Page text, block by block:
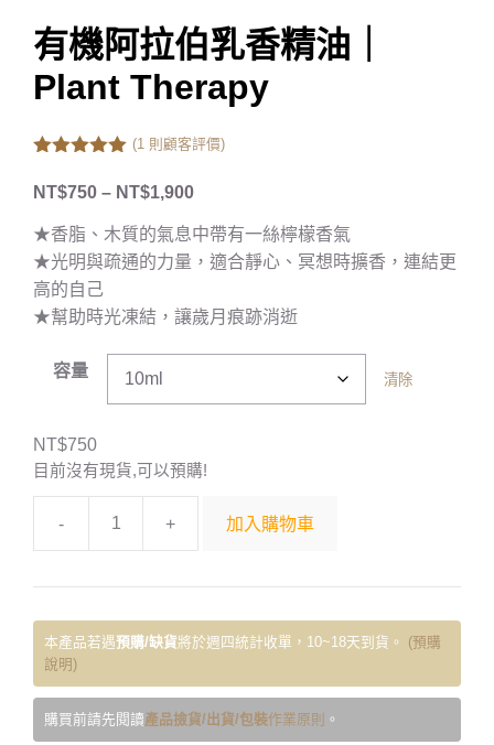
有機阿拉伯乳香精油｜
Plant Therapy
5
(1 則顧客評價)
NT$750 – NT$1,900
★香脂、木質的氣息中帶有一絲檸檬香氣
★光明與疏通的力量，適合靜心、冥想時擴香，連結更
高的自己
★幫助時光凍結，讓歲月痕跡消逝
容量 清除
NT$750
目前沒有現貨,可以預購!
- + 加入購物車
本產品若遇預購/缺貨將於週四統計收單，10~18天到貨。 (預購
說明)
購買前請先閱讀產品撿貨/出貨/包裝作業原則 。